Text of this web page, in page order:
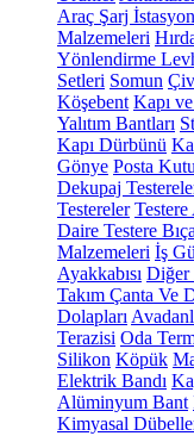
Araç Şarj
Malzemeleri
Yönlendirme
Setleri Somun
Köşebent Kapı
Yalıtım Bantları
Kapı Dürbünü
Gönye Posta
Dekupaj
Testereler Testere
Daire Testere
Malzemeleri İş
Ayakkabısı Diğer
Takım Çanta Ve
Dolapları
Terazisi Oda
Silikon Köpük
Elektrik Bandı
Alüminyum Bant
Kimyasal